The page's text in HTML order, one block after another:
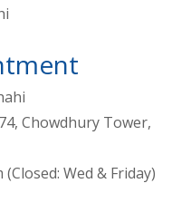
Chowdhury Tower,
Wed & Friday)